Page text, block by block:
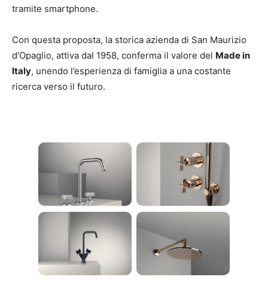
tramite smartphone.
Con questa proposta, la storica azienda di San Maurizio
d’Opaglio, attiva dal 1958, conferma il valore del Made in
Italy, unendo l’esperienza di famiglia a una costante
ricerca verso il futuro.